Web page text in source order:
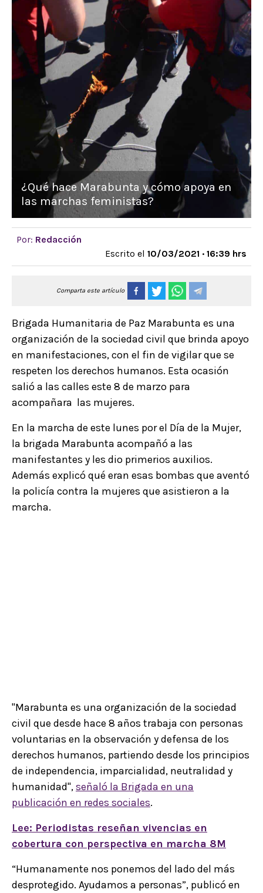
¿Qué hace Marabunta y cómo apoya en
las marchas feministas?
Por: Redacción
Escrito el 10/03/2021 · 16:39 hrs
Comparta este artículo
Brigada Humanitaria de Paz Marabunta es una
organización de la sociedad civil que brinda apoyo
en manifestaciones, con el fin de vigilar que se
respeten los derechos humanos. Esta ocasión
salió a las calles este 8 de marzo para
acompañara las mujeres.
En la marcha de este lunes por el Día de la Mujer,
la brigada Marabunta acompañó a las
manifestantes y les dio primerios auxilios.
Además explicó qué eran esas bombas que aventó
la policía contra la mujeres que asistieron a la
marcha.
"Marabunta es una organización de la sociedad
civil que desde hace 8 años trabaja con personas
voluntarias en la observación y defensa de los
derechos humanos, partiendo desde los principios
de independencia, imparcialidad, neutralidad y
humanidad",señaló la Brigada en una
publicación en redes sociales.
Lee: Periodistas reseñan vivencias en
cobertura con perspectiva en marcha 8M
“Humanamente nos ponemos del lado del más
desprotegido. Ayudamos a personas”, publicó en